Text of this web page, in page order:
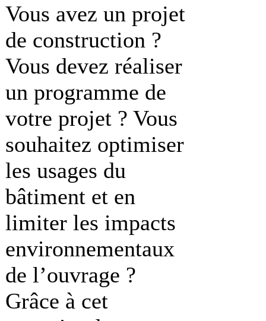
Vous avez un projet
de construction ?
Vous devez réaliser
un programme de
votre projet ? Vous
souhaitez optimiser
les usages du
bâtiment et en
limiter les impacts
environnementaux
de l’ouvrage ?
Grâce à cet